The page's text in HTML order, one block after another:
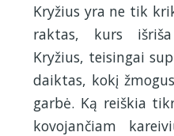
Kryžius yra ne tik
raktas, kurs
Kryžius, teisingai
daiktas, kokį
garbė. Ką reiškia
kovojančiam